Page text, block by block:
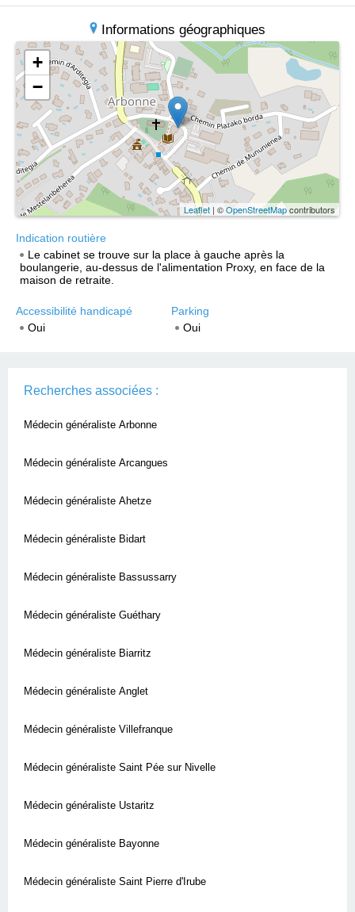
Informations géographiques
+
−
Leaflet | ©OpenStreetMapcontributors
Indication routière
Le cabinet se trouve sur la place à gauche après la
boulangerie, au-dessus de l'alimentation Proxy, en face de la
maison de retraite.
Accessibilité handicapé
Oui
Parking
Oui
Recherches associées :
Médecin généraliste Arbonne
Médecin généraliste Arcangues
Médecin généraliste Ahetze
Médecin généraliste Bidart
Médecin généraliste Bassussarry
Médecin généraliste Guéthary
Médecin généraliste Biarritz
Médecin généraliste Anglet
Médecin généraliste Villefranque
Médecin généraliste Saint Pée sur Nivelle
Médecin généraliste Ustaritz
Médecin généraliste Bayonne
Médecin généraliste Saint Pierre d'Irube